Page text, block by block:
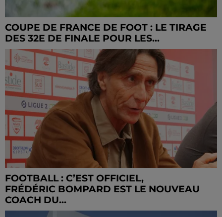
COUPE DE FRANCE DE FOOT : LE TIRAGE
DES 32E DE FINALE POUR LES...
FOOTBALL : C’EST OFFICIEL,
FRÉDÉRIC BOMPARD EST LE NOUVEAU
COACH DU...